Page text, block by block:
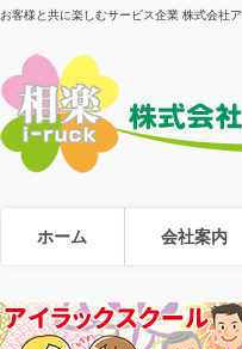
お客様と共に楽しむサービス企業 株式会社
ホーム 会社案内